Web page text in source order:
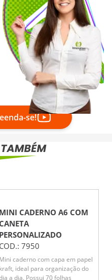
se!
MINI CADERNO A6 COM
CANETA
PERSONALIZADO
COD.: 7950
Mini caderno com capa em papel
kraft, ideal para organização do
a dia. Possui 70 folhas